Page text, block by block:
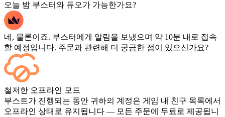
오늘 밤 부스터와 듀오가 가능한가요?
네, 물론이죠. 부스터에게 알림을 보냈으며 약 10분 내로 접속
할 예정입니다. 주문과 관련해 더 궁금한 점이 있으신가요?
네, 모든 경기가 종료되는 즉시 대시보드에 표시됩니다. 게임
플레이를 직접 보고 싶으시다면 결제 시 스트리밍 옵션을 추가
하세요.
철저한 오프라인 모드
부스트가 진행되는 동안 귀하의 계정은 게임 내 친구 목록에서
오프라인 상태로 유지됩니다 — 모든 주문에 무료로 제공됩니